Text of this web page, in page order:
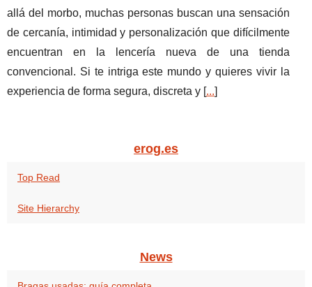
allá del morbo, muchas personas buscan una sensación
de cercanía, intimidad y personalización que difícilmente
encuentran en la lencería nueva de una tienda
convencional. Si te intriga este mundo y quieres vivir la
experiencia de forma segura, discreta y [...]
erog.es
Top Read
Site Hierarchy
News